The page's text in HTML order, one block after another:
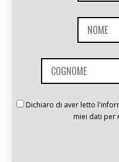
Dichiaro di aver letto
miei dati per